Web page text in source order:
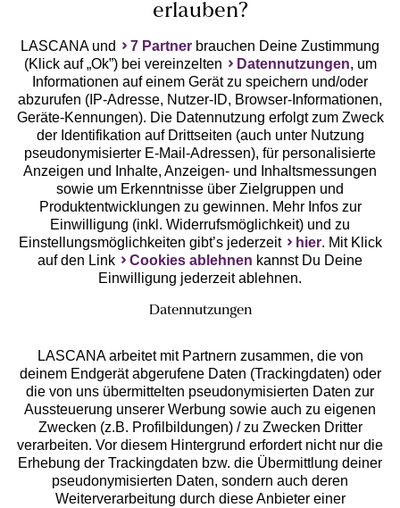
Geprüfte Sicherheit
Unsere Apps
Services
Beratung
Über uns
erlauben?
LASCANA und 7 Partner brauchen Deine Zustimmung
(Klick auf „Ok”) bei vereinzelten
Datennutzungen, um
Informationen auf einem Gerät zu speichern und/oder
abzurufen (IP-Adresse, Nutzer-ID, Browser-Informationen,
Geräte-Kennungen). Die Datennutzung erfolgt zum Zweck
der Identifikation auf Drittseiten (auch unter Nutzung
pseudonymisierter E-Mail-Adressen), für personalisierte
Anzeigen und Inhalte, Anzeigen- und Inhaltsmessungen
sowie um Erkenntnisse über Zielgruppen und
Produktentwicklungen zu gewinnen. Mehr Infos zur
Einwilligung (inkl. Widerrufsmöglichkeit) und zu
Einstellungsmöglichkeiten gibt’s jederzeit
hier. Mit Klick
auf den Link
Cookies ablehnen kannst Du Deine
Einwilligung jederzeit ablehnen.
Datennutzungen
LASCANA arbeitet mit Partnern zusammen, die von
deinem Endgerät abgerufene Daten (Trackingdaten) oder
die von uns übermittelten pseudonymisierten Daten zur
Aussteuerung unserer Werbung sowie auch zu eigenen
Zwecken (z.B. Profilbildungen) / zu Zwecken Dritter
verarbeiten. Vor diesem Hintergrund erfordert nicht nur die
Erhebung der Trackingdaten bzw. die Übermittlung deiner
pseudonymisierten Daten, sondern auch deren
Weiterverarbeitung durch diese Anbieter einer